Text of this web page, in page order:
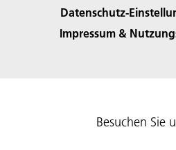
Datenschutz-
Impressum &
Besuchen Sie